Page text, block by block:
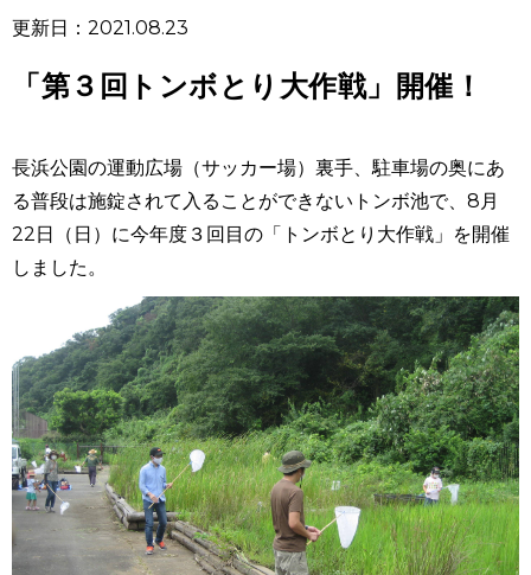
更新日：2021.08.23
「第３回トンボとり大作戦」開催！
長浜公園の運動広場（サッカー場）裏手、駐車場の奥にあ
る普段は施錠されて入ることができないトンボ池で、8月
22日（日）に今年度３回目の「トンボとり大作戦」を開催
しました。